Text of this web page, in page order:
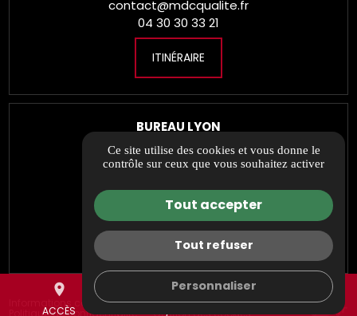
place
ACCÈS
mail
contact@mdcqualite.fr
04 30 30 33 21
ITINÉRAIRE
BUREAU LYON
27 rue Maurice Flandin
69003 Lyon
04 30 30 33 21
ITINÉRAIRE
Informations complémentaires Mentions légales
Politique de confidentialité Gestion des cookies
Ce site utilise des cookies et vous donne le
contrôle sur ceux que vous souhaitez activer
Tout accepter
Tout refuser
Personnaliser